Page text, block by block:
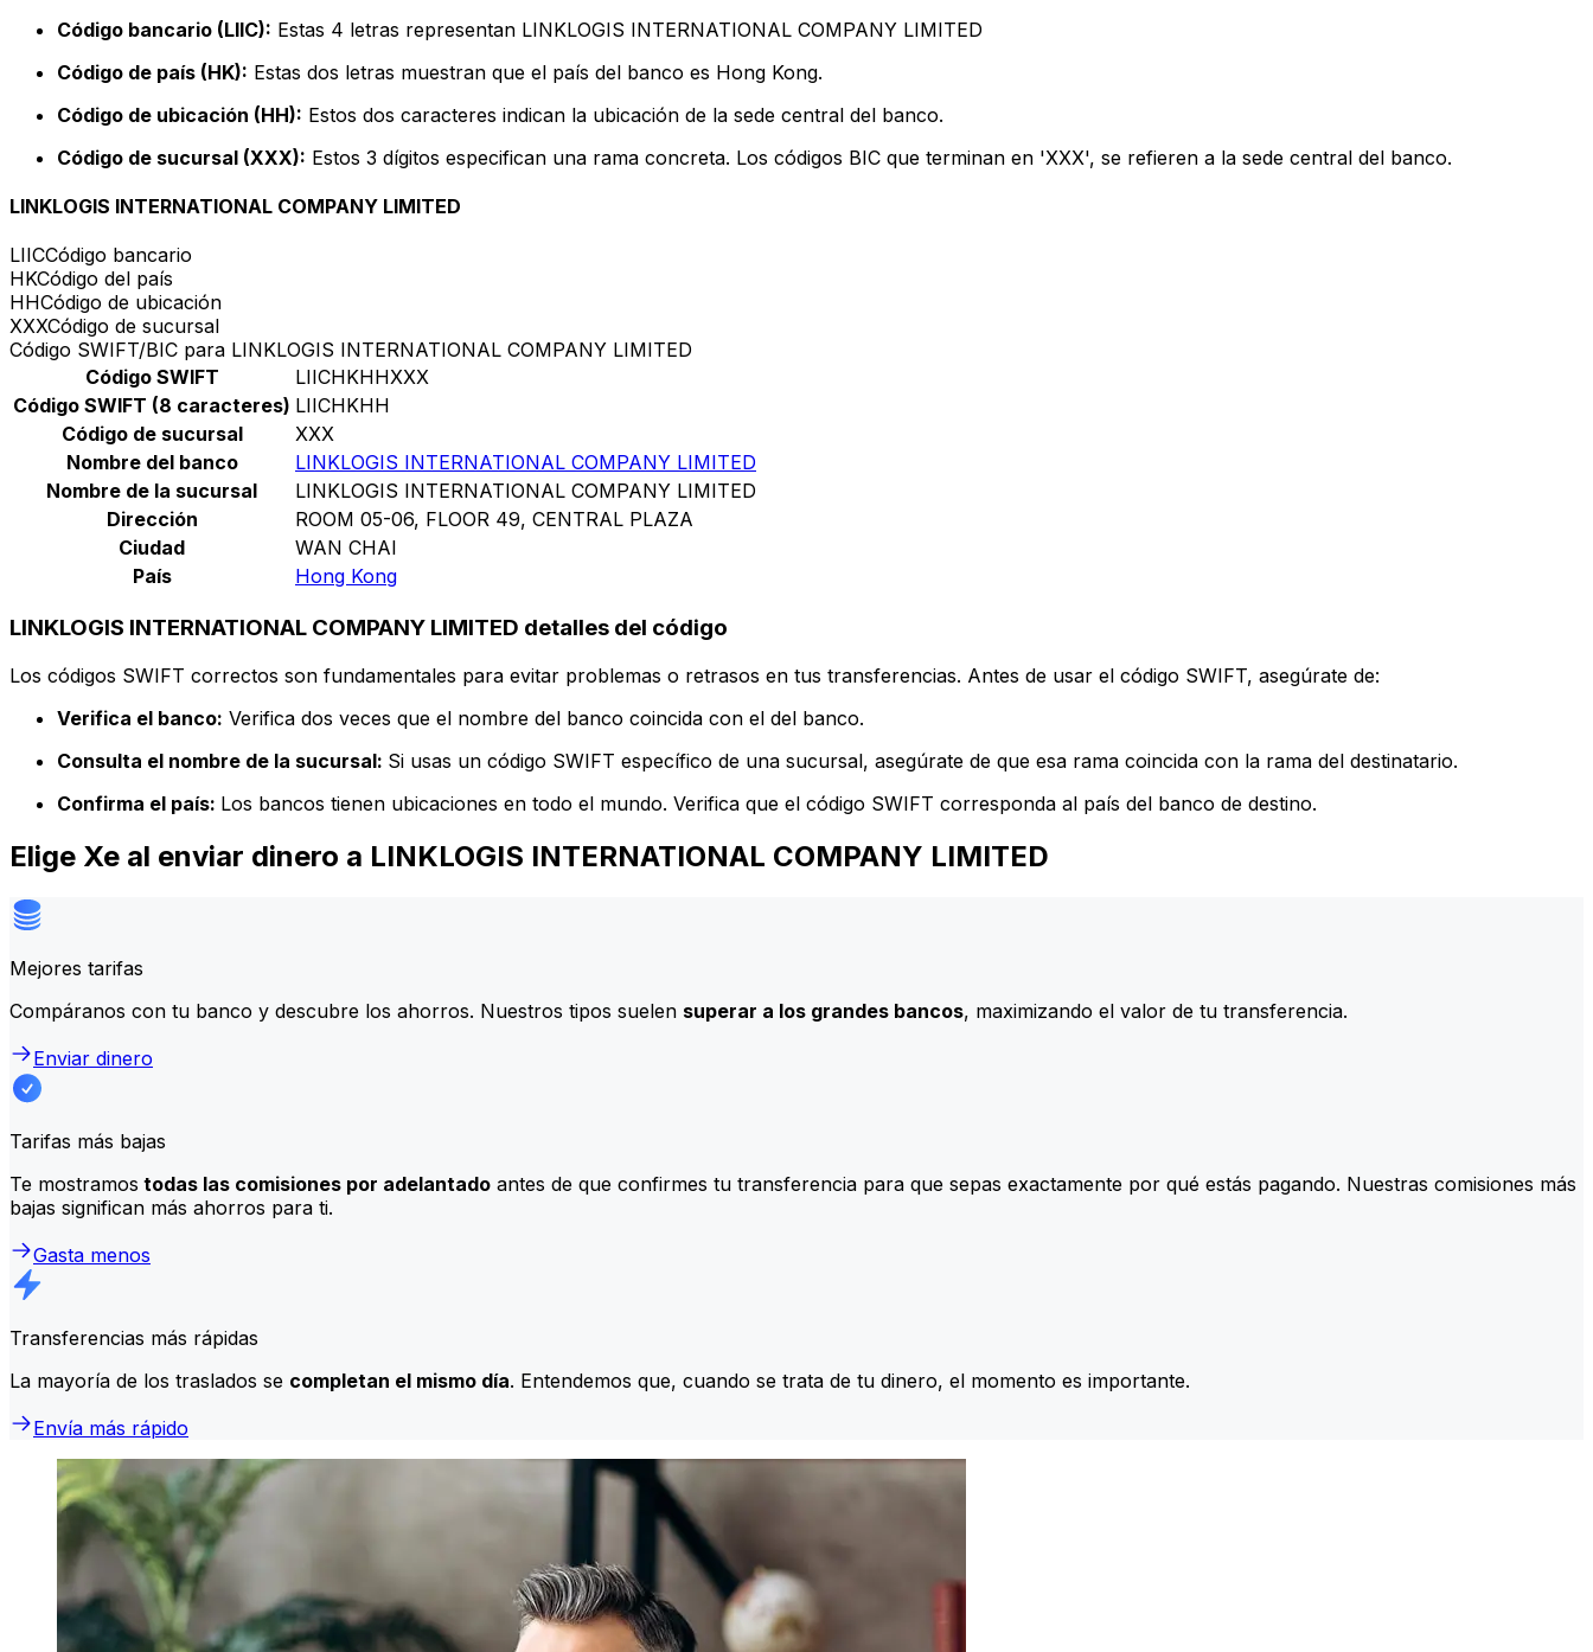
Código bancario (LIIC): Estas 4 letras representan LINKLOGIS INTERNATIONAL COMPANY LIMITED
Código de país (HK): Estas dos letras muestran que el país del banco es Hong Kong.
Código de ubicación (HH): Estos dos caracteres indican la ubicación de la sede central del banco.
Código de sucursal (XXX): Estos 3 dígitos especifican una rama concreta. Los códigos BIC que terminan en 'XXX', se refieren a la sede central del banco.
LINKLOGIS INTERNATIONAL COMPANY LIMITED
LIICCódigo bancario
HKCódigo del país
HHCódigo de ubicación
XXXCódigo de sucursal
Código SWIFT/BIC para LINKLOGIS INTERNATIONAL COMPANY LIMITED
Código SWIFT
LIICHKHHXXX
Código SWIFT (8 caracteres) LIICHKHH
Código de sucursal
XXX
Nombre del banco
LINKLOGIS INTERNATIONAL COMPANY LIMITED
Nombre de la sucursal
LINKLOGIS INTERNATIONAL COMPANY LIMITED
Dirección
ROOM 05-06, FLOOR 49, CENTRAL PLAZA
Ciudad
WAN CHAI
País
Hong Kong
LINKLOGIS INTERNATIONAL COMPANY LIMITED detalles del código
Los códigos SWIFT correctos son fundamentales para evitar problemas o retrasos en tus transferencias. Antes de usar el código SWIFT, asegúrate de:
Verifica el banco: Verifica dos veces que el nombre del banco coincida con el del banco.
Consulta el nombre de la sucursal: Si usas un código SWIFT específico de una sucursal, asegúrate de que esa rama coincida con la rama del destinatario.
Confirma el país: Los bancos tienen ubicaciones en todo el mundo. Verifica que el código SWIFT corresponda al país del banco de destino.
Elige Xe al enviar dinero a LINKLOGIS INTERNATIONAL COMPANY LIMITED
Mejores tarifas
Compáranos con tu banco y descubre los ahorros. Nuestros tipos suelen superar a los grandes bancos, maximizando el valor de tu transferencia.
Enviar dinero
Tarifas más bajas
Te mostramos todas las comisiones por adelantado antes de que confirmes tu transferencia para que sepas exactamente por qué estás pagando. Nuestras comisiones más
bajas significan más ahorros para ti.
Gasta menos
Transferencias más rápidas
La mayoría de los traslados se completan el mismo día. Entendemos que, cuando se trata de tu dinero, el momento es importante.
Envía más rápido